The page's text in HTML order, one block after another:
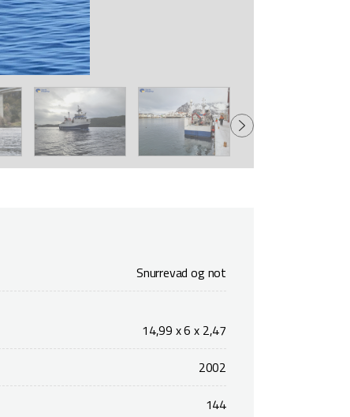
Snurrevad og not
14,99 x 6 x 2,47
2002
144